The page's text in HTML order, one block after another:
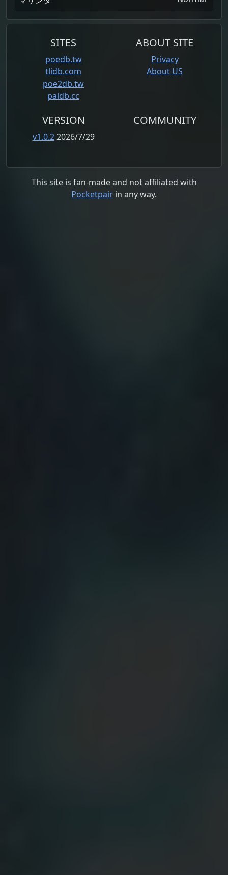
SITES
poedb.tw
tlidb.com
poe2db.tw
paldb.cc
ABOUT SITE
Privacy
About US
VERSION
v1.0.22026/7/29
COMMUNITY
This site is fan-made and not affiliated with
Pocketpair in any way.